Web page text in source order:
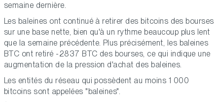
semaine dernière.
Les baleines ont continué à retirer des bitcoins des bourses
sur une base nette, bien qu'à un rythme beaucoup plus lent
que la semaine précédente. Plus précisément, les baleines
BTC ont retiré -2837 BTC des bourses, ce qui indique une
augmentation de la pression d'achat des baleines.
Les entités du réseau qui possèdent au moins 1 000
bitcoins sont appelées "baleines".